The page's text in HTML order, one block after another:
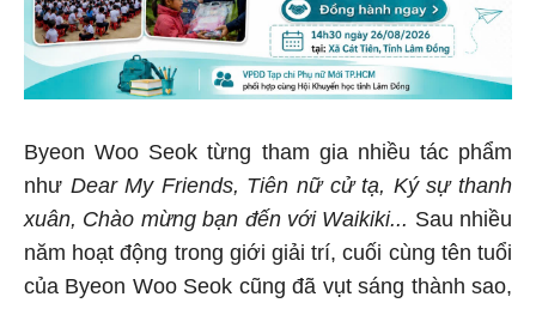
Byeon Woo Seok từng tham gia nhiều tác phẩm
như Dear My Friends, Tiên nữ cử tạ, Ký sự thanh
xuân, Chào mừng bạn đến với Waikiki... Sau nhiều
năm hoạt động trong giới giải trí, cuối cùng tên tuổi
của Byeon Woo Seok cũng đã vụt sáng thành sao,